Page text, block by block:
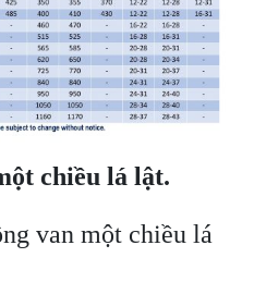
chiều lá lật.
van một chiều lá